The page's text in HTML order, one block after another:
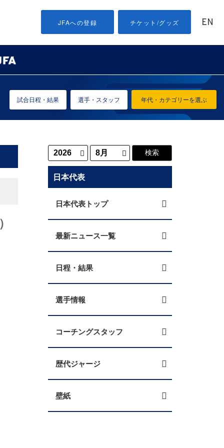
JFAへの登録 チケット/グッズ EN
年代・カテゴリーを選ぶ
試合日程・結果 選手・スタッフ
日本代表
日本代表トップ
最新ニュース一覧
日程・結果
選手情報
コーチングスタッフ
歴代ジャージ
壁紙